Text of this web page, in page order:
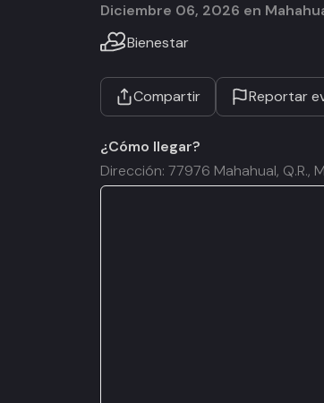
diciembre 06, 2026 en
Bienestar
Compartir Reportar
¿Cómo llegar?
Dirección: 77976 Mahahual, Q.R.,